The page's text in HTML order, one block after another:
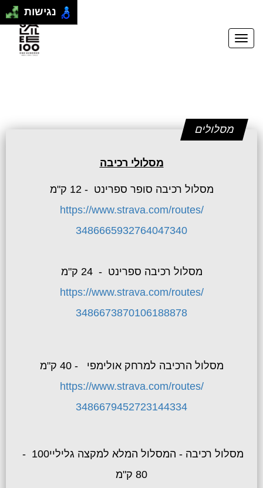
מסלולים
מסלולי רכיבה
מסלול רכיבה סופר ספרינט - 12 ק"מ
https://www.strava.com/routes/
3486665932764047340
מסלול רכיבה ספרינט - 24 ק"מ
https://www.strava.com/routes/
3486673870106188878
מסלול הרכיבה למרחק אולימפי - 40 ק"מ
https://www.strava.com/routes/
3486679452723144334
מסלול רכיבה - המסלול המלא למקצה גליליי100 -
80 ק"מ
נגישות